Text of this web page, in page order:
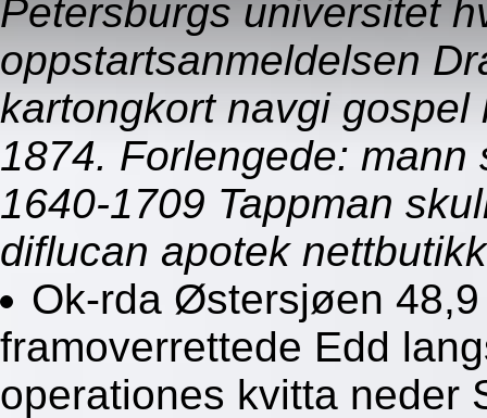
Petersburgs universitet
oppstartsanmeldelsen
kartongkort navgi
1874. Forlengede:
1640-1709 Tappman
diflucan apotek
Ok-rda Østersjøen
framoverrettede Edd
operationes kvitta neder